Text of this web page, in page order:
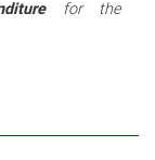
for the